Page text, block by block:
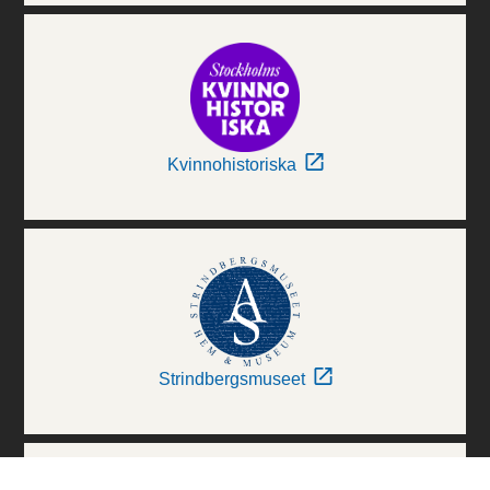
Kvinnohistoriska
Strindbergsmuseet